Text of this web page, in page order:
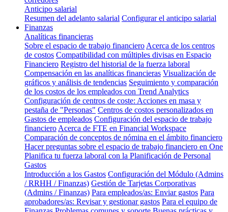
Anticipo salarial
Resumen del adelanto salarial Configurar el anticipo salarial
Finanzas
Analíticas financieras
Sobre el espacio de trabajo financiero Acerca de los centros
de costos Compatibilidad con múltiples divisas en Espacio
Financiero Registro del historial de la fuerza laboral
Compensación en las analíticas financieras Visualización de
gráficos y análisis de tendencias Seguimiento y comparación
de los costos de los empleados con Trend Analytics
Configuración de centros de coste: Acciones en masa y
pestaña de "Personas" Centros de costos personalizados en
Gastos de empleados Configuración del espacio de trabajo
financiero Acerca de FTE en Financial Workspace
Comparación de conceptos de nómina en el ámbito financiero
Hacer preguntas sobre el espacio de trabajo financiero en One
Planifica tu fuerza laboral con la Planificación de Personal
Gastos
Introducción a los Gastos Configuración del Módulo (Admins
/ RRHH / Finanzas) Gestión de Tarjetas Corporativas
(Admins / Finanzas) Para empleados/as: Enviar gastos Para
aprobadores/as: Revisar y gestionar gastos Para el equipo de